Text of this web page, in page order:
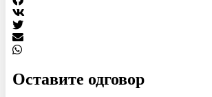
Оставите одговор